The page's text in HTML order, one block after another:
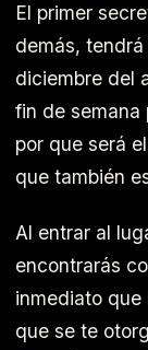
El primer
demás, tendrá
diciembre del
fin de semana
por que será
que también
Al entrar al
encontrarás
inmediato
que se te